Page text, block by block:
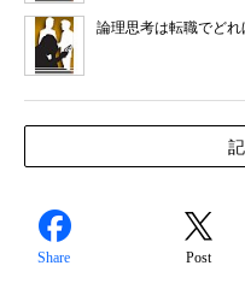
論理思考は転職でど
Share Post